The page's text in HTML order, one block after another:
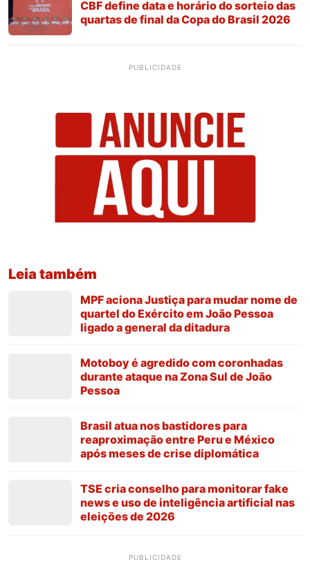
CBF define data e horário do sorteio das
quartas de final da Copa do Brasil 2026
PUBLICIDADE
Leia também
MPF aciona Justiça para mudar nome de
quartel do Exército em João Pessoa
ligado a general da ditadura
Motoboy é agredido com coronhadas
durante ataque na Zona Sul de João
Pessoa
Brasil atua nos bastidores para
reaproximação entre Peru e México
após meses de crise diplomática
TSE cria conselho para monitorar fake
news e uso de inteligência artificial nas
eleições de 2026
PUBLICIDADE